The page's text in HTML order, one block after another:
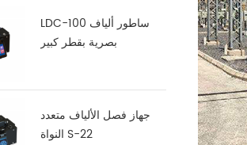
LDC-100 ساطور ألياف
بصرية بقطر كبير
جهاز فصل الألياف متعدد
النواة S-22